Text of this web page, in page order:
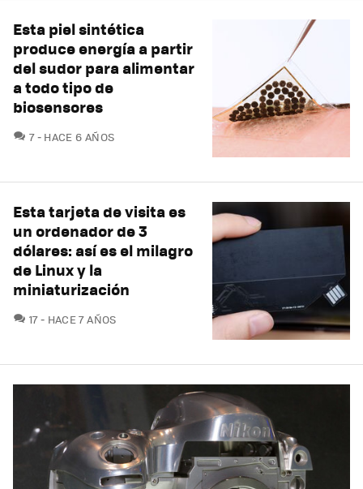
Esta piel sintética
produce energía a partir
del sudor para alimentar
a todo tipo de
biosensores
7COMENTARIOS
HACE 6 AÑOS
Esta tarjeta de visita es
un ordenador de 3
dólares: así es el milagro
de Linux y la
miniaturización
17COMENTARIOS
HACE 7 AÑOS